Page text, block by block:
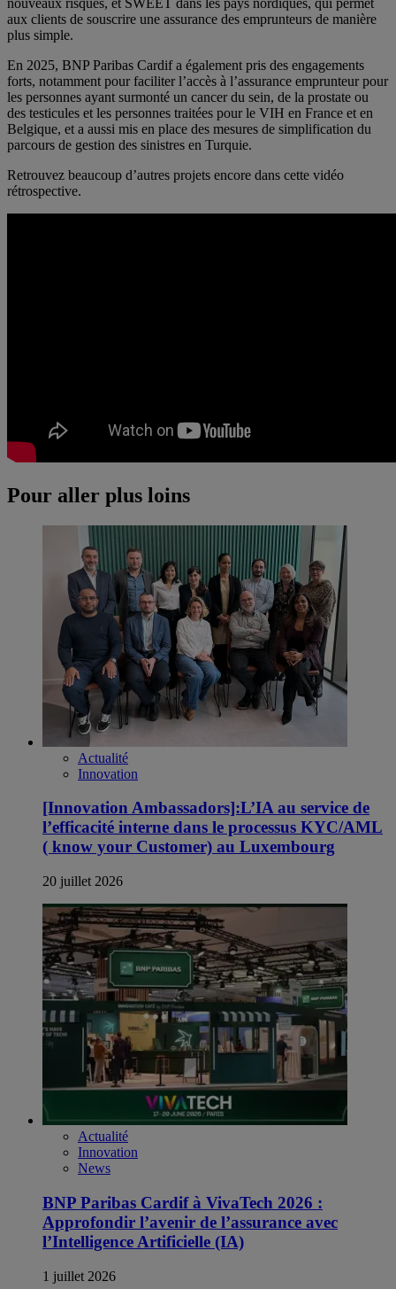
aux clients de souscrire une assurance des emprunteurs de manière
plus simple.
En 2025, BNP Paribas Cardif a également pris des engagements
forts, notamment pour faciliter l’accès à l’assurance emprunteur pour
les personnes ayant surmonté un cancer du sein, de la prostate ou
des testicules et les personnes traitées pour le VIH en France et en
Belgique, et a aussi mis en place des mesures de simplification du
parcours de gestion des sinistres en Turquie.
Retrouvez beaucoup d’autres projets encore dans cette vidéo
rétrospective.
Pour aller plus loins
Actualité
Innovation
[Innovation Ambassadors]:L’IA au service de
l’efficacité interne dans le processus KYC/AML
( know your Customer) au Luxembourg
20 juillet 2026
Actualité
Innovation
News
BNP Paribas Cardif à VivaTech 2026 :
Approfondir l’avenir de l’assurance avec
l’Intelligence Artificielle (IA)
1 juillet 2026